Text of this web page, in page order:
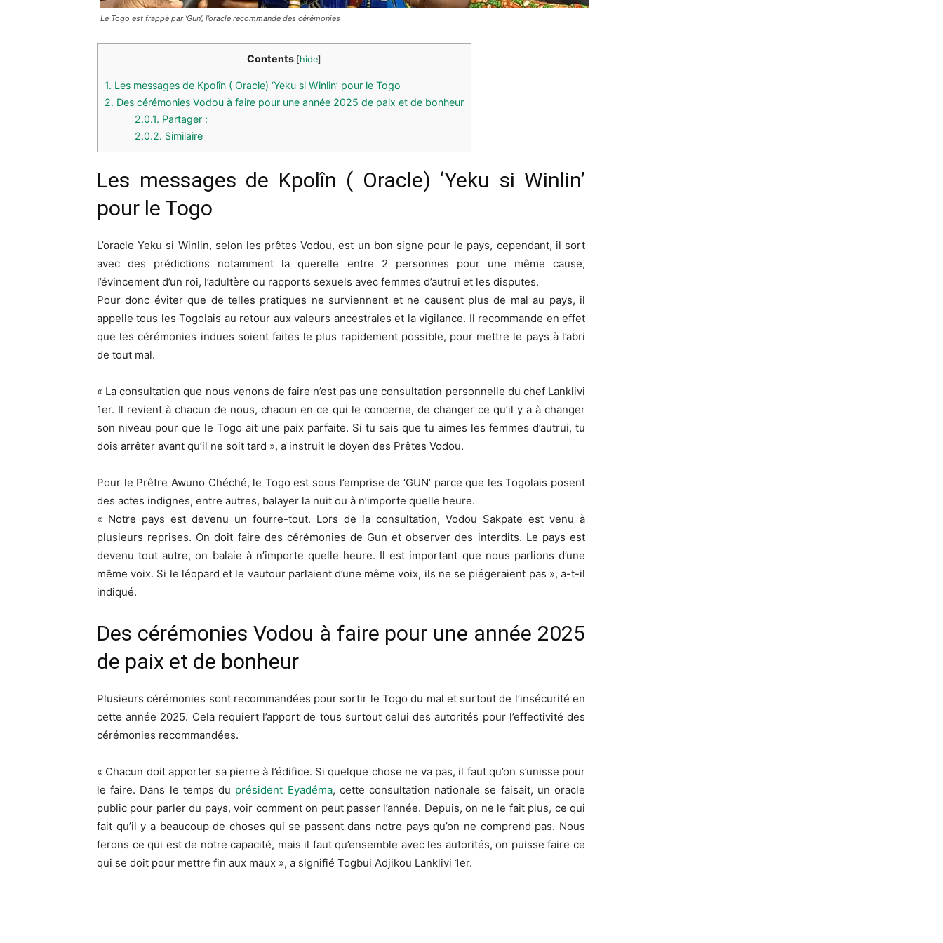
Le Togo est frappé par ‘Gun’, l’oracle recommande des cérémonies
Contents [hide]
1. Les messages de Kpolîn ( Oracle) ‘Yeku si Winlin’ pour le Togo
2. Des cérémonies Vodou à faire pour une année 2025 de paix et de bonheur
2.0.1. Partager :
2.0.2. Similaire
Les messages de Kpolîn ( Oracle) ‘Yeku si Winlin’
pour le Togo
L’oracle Yeku si Winlin, selon les prêtes Vodou, est un bon signe pour le pays, cependant, il sort
avec des prédictions notamment la querelle entre 2 personnes pour une même cause,
l’évincement d’un roi, l’adultère ou rapports sexuels avec femmes d’autrui et les disputes.
Pour donc éviter que de telles pratiques ne surviennent et ne causent plus de mal au pays, il
appelle tous les Togolais au retour aux valeurs ancestrales et la vigilance. Il recommande en effet
que les cérémonies indues soient faites le plus rapidement possible, pour mettre le pays à l’abri
de tout mal.
« La consultation que nous venons de faire n’est pas une consultation personnelle du chef Lanklivi
1er. Il revient à chacun de nous, chacun en ce qui le concerne, de changer ce qu’il y a à changer
son niveau pour que le Togo ait une paix parfaite. Si tu sais que tu aimes les femmes d’autrui, tu
dois arrêter avant qu’il ne soit tard », a instruit le doyen des Prêtes Vodou.
Pour le Prêtre Awuno Chéché, le Togo est sous l’emprise de ‘GUN’ parce que les Togolais posent
des actes indignes, entre autres, balayer la nuit ou à n’importe quelle heure.
« Notre pays est devenu un fourre-tout. Lors de la consultation, Vodou Sakpate est venu à
plusieurs reprises. On doit faire des cérémonies de Gun et observer des interdits. Le pays est
devenu tout autre, on balaie à n’importe quelle heure. Il est important que nous parlions d’une
même voix. Si le léopard et le vautour parlaient d’une même voix, ils ne se piégeraient pas », a-t-il
indiqué.
Des cérémonies Vodou à faire pour une année 2025
de paix et de bonheur
Plusieurs cérémonies sont recommandées pour sortir le Togo du mal et surtout de l’insécurité en
cette année 2025. Cela requiert l’apport de tous surtout celui des autorités pour l’effectivité des
cérémonies recommandées.
« Chacun doit apporter sa pierre à l’édifice. Si quelque chose ne va pas, il faut qu’on s’unisse pour
le faire. Dans le temps du président Eyadéma, cette consultation nationale se faisait, un oracle
public pour parler du pays, voir comment on peut passer l’année. Depuis, on ne le fait plus, ce qui
fait qu’il y a beaucoup de choses qui se passent dans notre pays qu’on ne comprend pas. Nous
ferons ce qui est de notre capacité, mais il faut qu’ensemble avec les autorités, on puisse faire ce
qui se doit pour mettre fin aux maux », a signifié Togbui Adjikou Lanklivi 1er.